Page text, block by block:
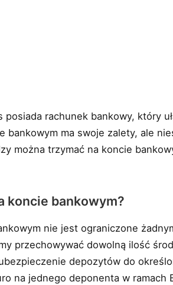
rachunek bankowy, który
bankowym ma swoje zalety, ale
można trzymać na koncie
koncie bankowym?
nie jest ograniczone
przechowywać dowolną ilość
depozytów do
na jednego deponenta w ramach